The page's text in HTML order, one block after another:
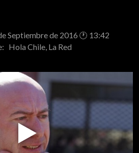
Septiembre de 2016 🕐 13:42
Hola Chile, La Red
Video